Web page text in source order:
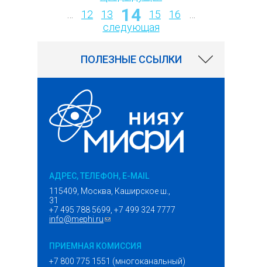
Страницы
12 13 14 15 16
следующая
ПОЛЕЗНЫЕ ССЫЛКИ
АДРЕС, ТЕЛЕФОН, E-MAIL
115409, Москва, Каширское ш.,
31
+7 495 788 5699, +7 499 324 7777
info@mephi.ru(ссылка для отправки email)
ПРИЕМНАЯ КОМИССИЯ
+7 800 775 1551 (многоканальный)